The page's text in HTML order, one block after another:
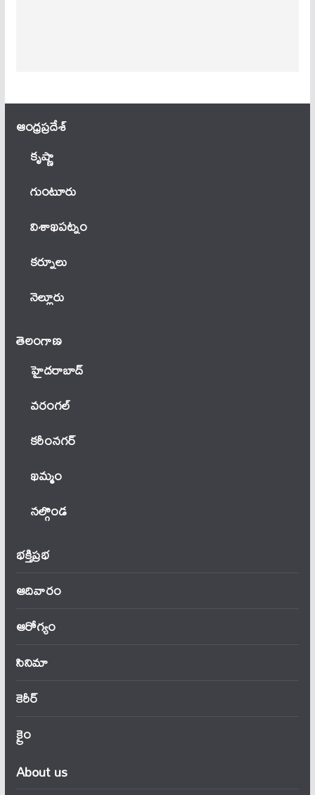
ఆంధ్ర‌ప్ర‌దేశ్
కృష్ణా
గుంటూరు
విశాఖపట్నం
కర్నూలు
నెల్లూరు
తెలంగాణ‌
హైదరాబాద్
వ‌రంగ‌ల్
కరీంనగర్
ఖ‌మ్మం
నల్గొండ
భక్తిప్రభ
ఆదివారం
ఆరోగ్యం
సినిమా
కెరీర్
క్రైం
About us